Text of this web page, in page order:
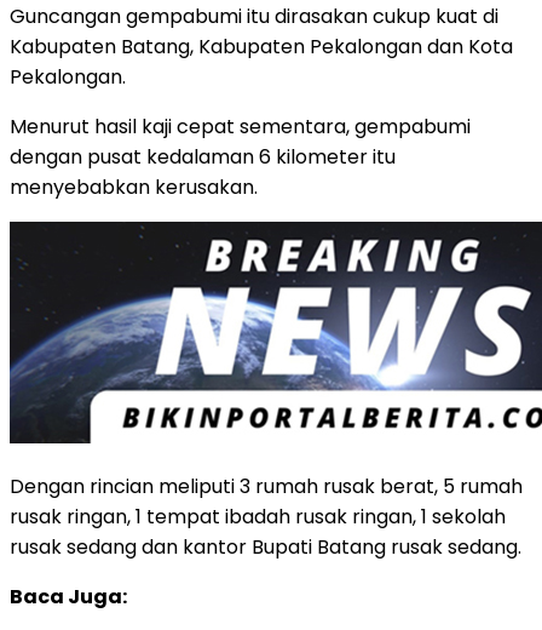
Guncangan gempabumi itu dirasakan cukup kuat di
Kabupaten Batang, Kabupaten Pekalongan dan Kota
Pekalongan.
Menurut hasil kaji cepat sementara, gempabumi
dengan pusat kedalaman 6 kilometer itu
menyebabkan kerusakan.
Dengan rincian meliputi 3 rumah rusak berat, 5 rumah
rusak ringan, 1 tempat ibadah rusak ringan, 1 sekolah
rusak sedang dan kantor Bupati Batang rusak sedang.
Baca Juga: